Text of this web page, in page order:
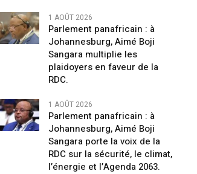
1 AOÛT 2026
Parlement panafricain : à
Johannesburg, Aimé Boji
Sangara multiplie les
plaidoyers en faveur de la
RDC.
1 AOÛT 2026
Parlement panafricain : à
Johannesburg, Aimé Boji
Sangara porte la voix de la
RDC sur la sécurité, le climat,
l’énergie et l’Agenda 2063.